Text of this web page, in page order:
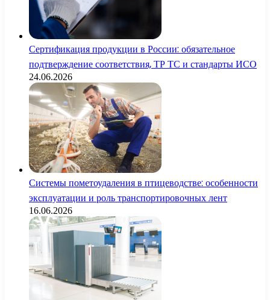
Сертификация продукции в России: обязательное
подтверждение соответствия, ТР ТС и стандарты ИСО
24.06.2026
Системы пометоудаления в птицеводстве: особенности
эксплуатации и роль транспортировочных лент
16.06.2026